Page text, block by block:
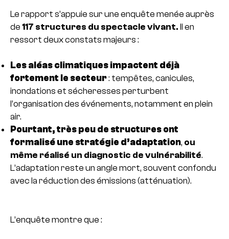
Le rapport s’appuie sur une enquête menée auprès
de 117 structures du spectacle vivant. Il en
ressort deux constats majeurs :
Les aléas climatiques impactent déjà
fortement le secteur: tempêtes, canicules,
inondations et sécheresses perturbent
l’organisation des événements, notamment en plein
air.
Pourtant, très peu de structures ont
formalisé une stratégie d’adaptation, ou
même réalisé un diagnostic de vulnérabilité.
L’adaptation reste un angle mort, souvent confondu
avec la réduction des émissions (atténuation).
L’enquête montre que :